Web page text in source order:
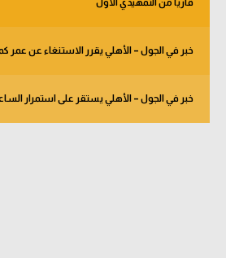
قاريا من التمهيدي الأول
خبر في الجول – الأهلي يقرر الاستنغاء عن عمر
خبر في الجول – الأهلي يستقر على استمرار